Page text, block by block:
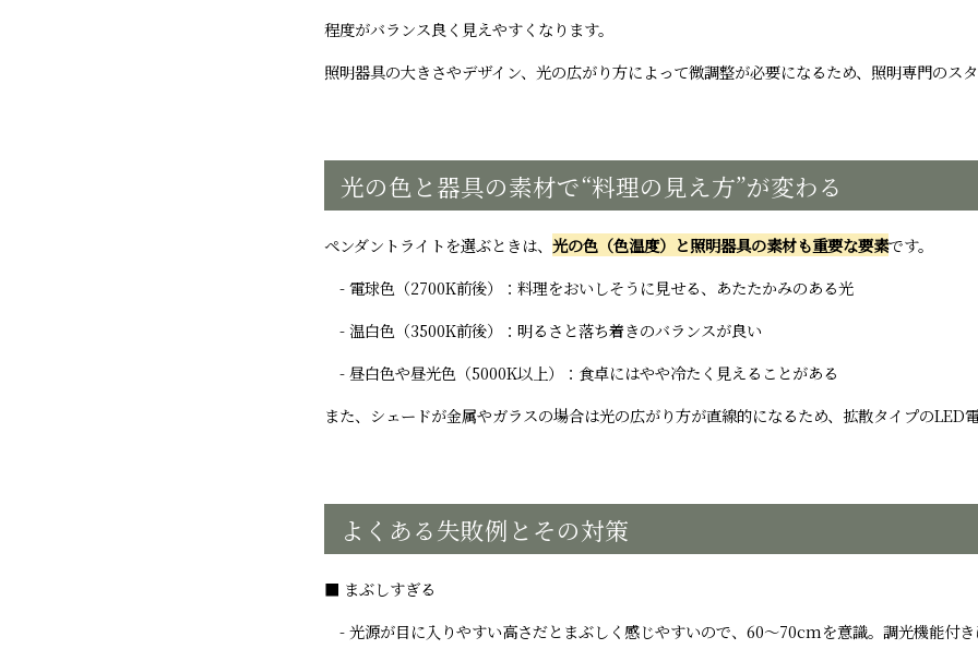
程度がバランス良く見えやすくなります。
照明器具の大きさやデザイン、光の広がり方によって微調整が必要になるため、照明専門のス
光の色と器具の素材で“料理の見え方”が変わる
ペンダントライトを選ぶときは、 光の色（色温度）と照明器具の素材も重要な要素です。
- 電球色（2700K前後）：料理をおいしそうに見せる、あたたかみのある光
- 温白色（3500K前後）：明るさと落ち着きのバランスが良い
- 昼白色や昼光色（5000K以上）：食卓にはやや冷たく見えることがある
また、シェードが金属やガラスの場合は光の広がり方が直線的になるため、拡散タイプのLED
よくある失敗例とその対策
■ まぶしすぎる
- 光源が目に入りやすい高さだとまぶしく感じやすいので、60〜70cmを意識。調光機能付